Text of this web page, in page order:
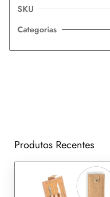
SKU
Categorias
Produtos Recentes